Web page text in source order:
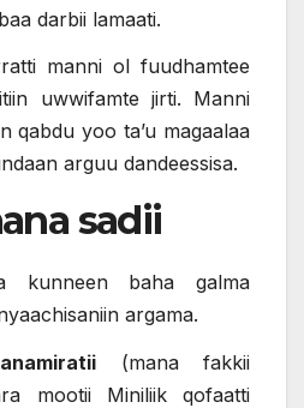
darbii lamaati.
manni ol fuudhamtee
uwwifamte jirti. Manni
qabdu yoo ta’u magaalaa
arguu dandeessisa.
sadii
kunneen baha galma
argama.
(mana fakkii
mootii Miniliik qofaatti